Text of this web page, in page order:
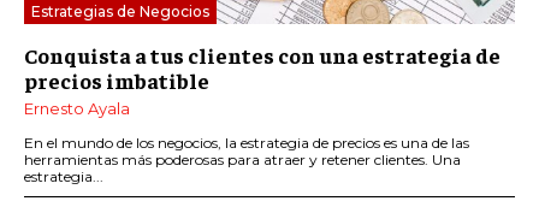
Estrategias de Negocios
Conquista a tus clientes con una estrategia de
precios imbatible
Ernesto Ayala
En el mundo de los negocios, la estrategia de precios es una de las
herramientas más poderosas para atraer y retener clientes. Una
estrategia...